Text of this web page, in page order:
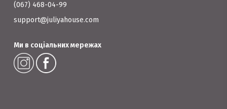
(067) 468-04-99
support@juliyahouse.com
Ми в соціальних мережах